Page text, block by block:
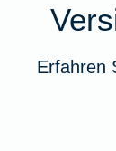
Erfahren